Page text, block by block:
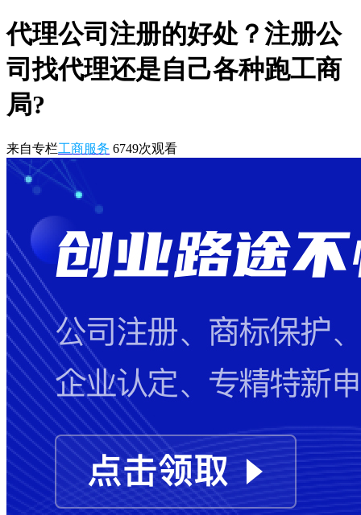
代理公司注册的好处？注册公
司找代理还是自己各种跑工商
局?
来自专栏工商服务 6749次观看